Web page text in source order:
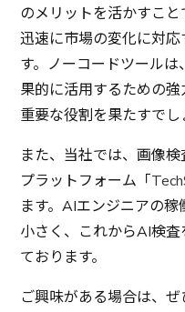
のメリットを活かすこ
迅速に市場の変化に対
す。ノーコードツール
果的に活用するための
重要な役割を果たすでし
また、当社では、画像
プラットフォーム「
ます。AIエンジニアの
小さく、これからAI検
ております。
ご興味がある場合は、